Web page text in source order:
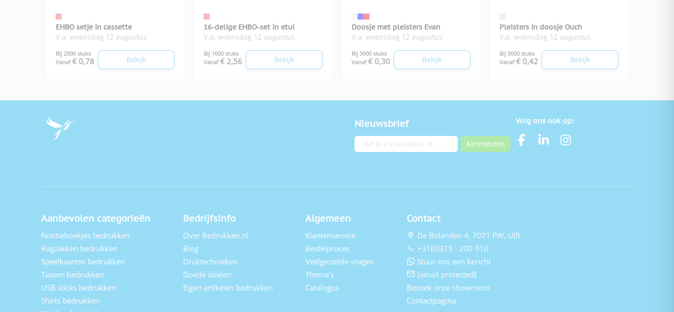
EHBO setje in cassette
V.a. woensdag 12 augustus
Bij 2500 stuks
Vanaf € 0,78 Bekijk
16-delige EHBO-set in etui
V.a. woensdag 12 augustus
Bij 1000 stuks
Vanaf € 2,56 Bekijk
Doosje met pleisters Evan
V.a. woensdag 12 augustus
Bij 5000 stuks
Vanaf € 0,30 Bekijk
Pleisters in doosje Ouch
V.a. woensdag 12 augustus
Bij 5000 stuks
Vanaf € 0,42 Bekijk
Nieuwsbrief
E-mailadres Aanmelden
Volg ons ook op:
Aanbevolen categorieën
Notitieboekjes bedrukken
Rugzakken bedrukken
Speelkaarten bedrukken
Tassen bedrukken
USB sticks bedrukken
Shirts bedrukken
Bedrijfsinfo
Over Bedrukken.nl
Blog
Druktechnieken
Goede doelen
Eigen artikelen bedrukken
Algemeen
Klantenservice
Bestelproces
Veelgestelde vragen
Thema's
Catalogus
Contact
De Bolanden 4, 7071 PW, Ulft
+31(0)315 - 200 010
Stuur ons een bericht
[email protected]
Bezoek onze showroom
Contactpagina